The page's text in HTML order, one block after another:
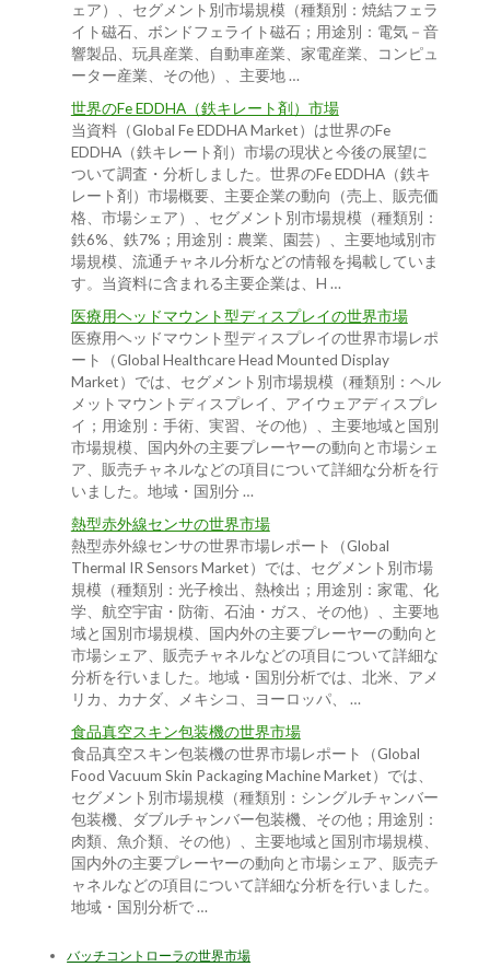
ェア）、セグメント別市場規模（種類別：焼結フェラ
イト磁石、ボンドフェライト磁石；用途別：電気－音
響製品、玩具産業、自動車産業、家電産業、コンピュ
ーター産業、その他）、主要地 …
世界のFe EDDHA（鉄キレート剤）市場
当資料（Global Fe EDDHA Market）は世界のFe
EDDHA（鉄キレート剤）市場の現状と今後の展望に
ついて調査・分析しました。世界のFe EDDHA（鉄キ
レート剤）市場概要、主要企業の動向（売上、販売価
格、市場シェア）、セグメント別市場規模（種類別：
鉄6%、鉄7%；用途別：農業、園芸）、主要地域別市
場規模、流通チャネル分析などの情報を掲載していま
す。当資料に含まれる主要企業は、H …
医療用ヘッドマウント型ディスプレイの世界市場
医療用ヘッドマウント型ディスプレイの世界市場レポ
ート（Global Healthcare Head Mounted Display
Market）では、セグメント別市場規模（種類別：ヘル
メットマウントディスプレイ、アイウェアディスプレ
イ；用途別：手術、実習、その他）、主要地域と国別
市場規模、国内外の主要プレーヤーの動向と市場シェ
ア、販売チャネルなどの項目について詳細な分析を行
いました。地域・国別分 …
熱型赤外線センサの世界市場
熱型赤外線センサの世界市場レポート（Global
Thermal IR Sensors Market）では、セグメント別市場
規模（種類別：光子検出、熱検出；用途別：家電、化
学、航空宇宙・防衛、石油・ガス、その他）、主要地
域と国別市場規模、国内外の主要プレーヤーの動向と
市場シェア、販売チャネルなどの項目について詳細な
分析を行いました。地域・国別分析では、北米、アメ
リカ、カナダ、メキシコ、ヨーロッパ、 …
食品真空スキン包装機の世界市場
食品真空スキン包装機の世界市場レポート（Global
Food Vacuum Skin Packaging Machine Market）では、
セグメント別市場規模（種類別：シングルチャンバー
包装機、ダブルチャンバー包装機、その他；用途別：
肉類、魚介類、その他）、主要地域と国別市場規模、
国内外の主要プレーヤーの動向と市場シェア、販売チ
ャネルなどの項目について詳細な分析を行いました。
地域・国別分析で …
バッチコントローラの世界市場